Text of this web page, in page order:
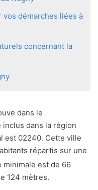
démarches liées à
concernant la
dans le
dans la région
est 02240. Cette ville
répartis sur une
minimale est de 66
124 mètres.